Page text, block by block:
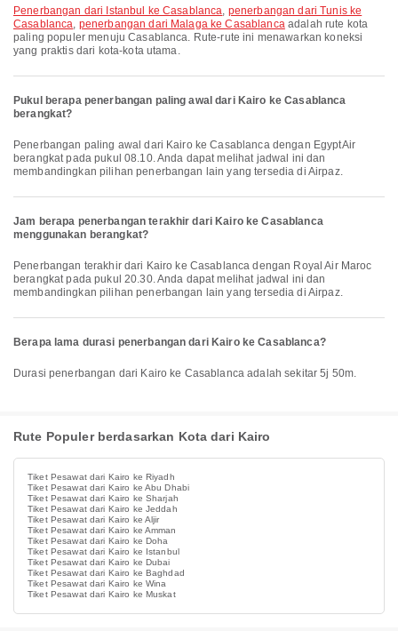
penerbangan dari Istanbul ke Casablanca, penerbangan dari Tunis ke
Casablanca, penerbangan dari Malaga ke Casablancaadalah rute kota
paling populer menuju Casablanca. Rute-rute ini menawarkan koneksi
yang praktis dari kota-kota utama.
Pukul berapa penerbangan paling awal dari Kairo ke Casablanca
berangkat?
Penerbangan paling awal dari Kairo ke Casablanca dengan EgyptAir
berangkat pada pukul 08.10. Anda dapat melihat jadwal ini dan
membandingkan pilihan penerbangan lain yang tersedia di Airpaz.
Jam berapa penerbangan terakhir dari Kairo ke Casablanca
menggunakan berangkat?
Penerbangan terakhir dari Kairo ke Casablanca dengan Royal Air Maroc
berangkat pada pukul 20.30. Anda dapat melihat jadwal ini dan
membandingkan pilihan penerbangan lain yang tersedia di Airpaz.
Berapa lama durasi penerbangan dari Kairo ke Casablanca?
Durasi penerbangan dari Kairo ke Casablanca adalah sekitar 5j 50m.
Rute Populer berdasarkan Kota dari Kairo
Tiket Pesawat dari Kairo ke Riyadh
Tiket Pesawat dari Kairo ke Abu Dhabi
Tiket Pesawat dari Kairo ke Sharjah
Tiket Pesawat dari Kairo ke Jeddah
Tiket Pesawat dari Kairo ke Aljir
Tiket Pesawat dari Kairo ke Amman
Tiket Pesawat dari Kairo ke Doha
Tiket Pesawat dari Kairo ke Istanbul
Tiket Pesawat dari Kairo ke Dubai
Tiket Pesawat dari Kairo ke Baghdad
Tiket Pesawat dari Kairo ke Wina
Tiket Pesawat dari Kairo ke Muskat